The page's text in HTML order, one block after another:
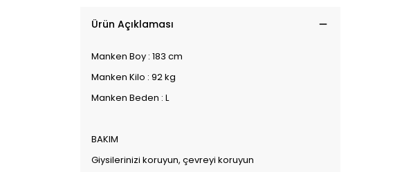
Ürün Açıklaması
Manken Boy : 183 cm
Manken Kilo : 92 kg
Manken Beden : L
BAKIM
Giysilerinizi koruyun, çevreyi koruyun